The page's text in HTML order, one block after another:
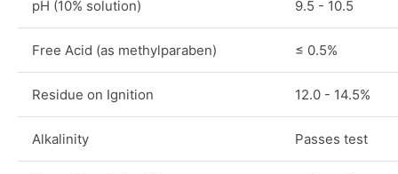
pH (10% solution) 9.5 - 10.5
Free Acid (as methylparaben) ≤ 0.5%
Residue on Ignition 12.0 - 14.5%
Alkalinity Passes test